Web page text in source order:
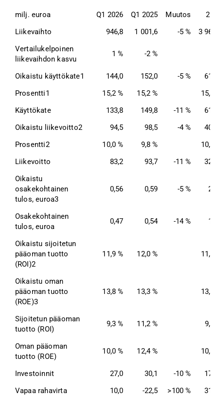
milj. euroa Q1 2026 Q1 2025 Muutos
Liikevaihto
946,8 1 001,6 -5 %
3
Vertailukelpoinen
liikevaihdon kasvu
1 % -2 %
Oikaistu käyttökate1 144,0 152,0 -5 %
Prosentti1
15,2 % 15,2 %
15,5
Käyttökate
133,8 149,8 -11 %
Oikaistu liikevoitto2
94,5 98,5 -4 %
Prosentti2
10,0 % 9,8 %
10,2
Liikevoitto
83,2 93,7 -11 %
Oikaistu
osakekohtainen
tulos, euroa3
0,56 0,59 -5 %
Osakekohtainen
tulos, euroa
0,47 0,54 -14 %
Oikaistu sijoitetun
pääoman tuotto
(ROI)2
11,9 % 12,0 % 11,8
Oikaistu oman
pääoman tuotto
(ROE)3
13,8 % 13,3 % 13,6
Sijoitetun pääoman
tuotto (ROI)
9,3 % 11,2 % 9,5
Oman pääoman
tuotto (ROE)
10,0 % 12,4 % 10,1
Investoinnit 27,0 30,1 -10 %
Vapaa rahavirta
10,0 -22,5 >100 %